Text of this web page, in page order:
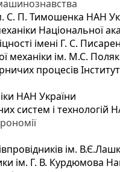
С. П. Тимошенка НАН
Національної
імені Г. С.
механіки ім. М.С.
процесів
НАН України
систем і технологій
ім.
ім. Г. В. Курдюмова